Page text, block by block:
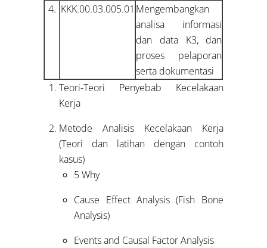
4. KKK.00.03.005.01 Mengembangkan
analisa informasi
dan data K3, dan
proses pelaporan
serta dokumentasi
Teori-Teori Penyebab Kecelakaan
Kerja
Metode Analisis Kecelakaan Kerja
(Teori dan latihan dengan contoh
kasus)
5 Why
Cause Effect Analysis (Fish Bone
Analysis)
Events and Causal Factor Analysis